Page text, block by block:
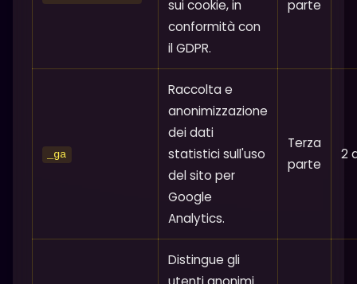
sui cookie, in
conformità con
il GDPR.
parte
_ga
Raccolta e
anonimizzazione
dei dati
statistici sull'uso
del sito per
Google
Analytics.
Terza
parte
2
Distingue gli